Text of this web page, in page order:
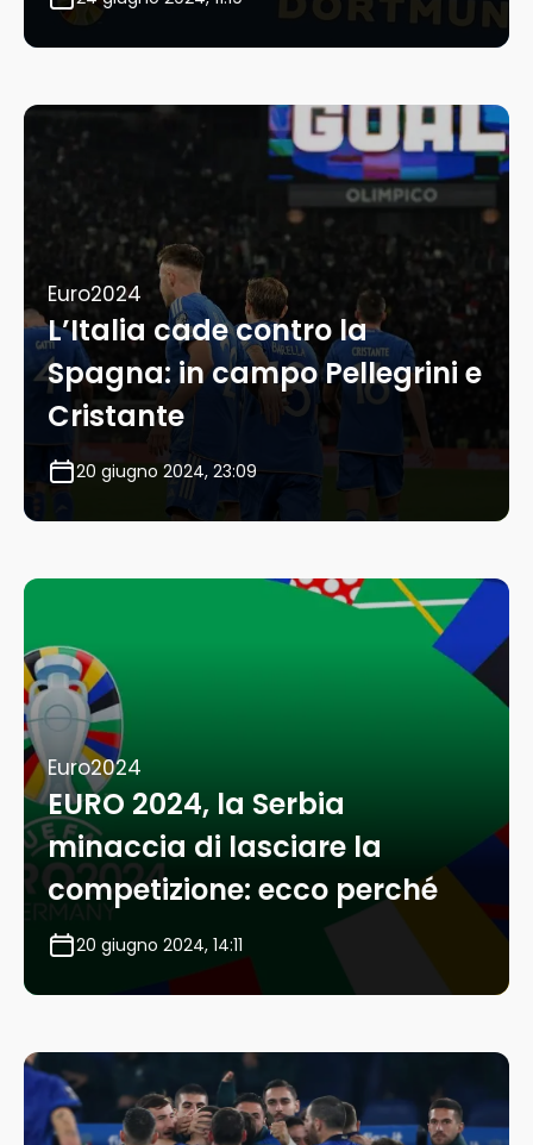
Euro2024
L’Italia cade contro la
Spagna: in campo Pellegrini e
Cristante
20 giugno 2024, 23:09
Euro2024
EURO 2024, la Serbia
minaccia di lasciare la
competizione: ecco perché
20 giugno 2024, 14:11